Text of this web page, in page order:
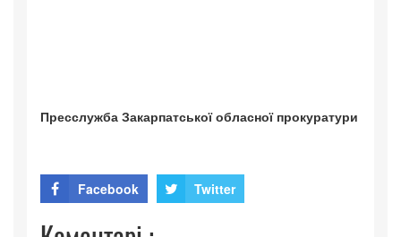
Пресслужба Закарпатської обласної прокуратури
Facebook Twitter